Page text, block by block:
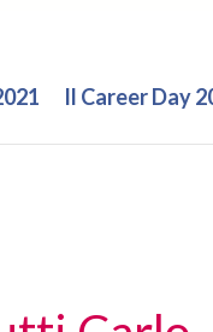
Il Career Day